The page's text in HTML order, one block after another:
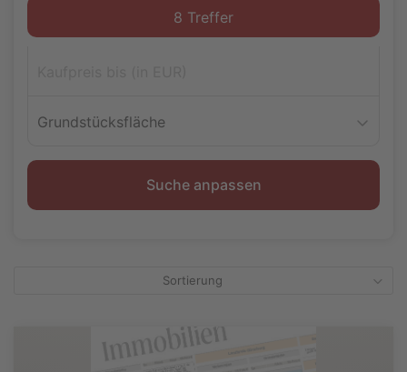
Grundstücksfläche
Suche anpassen
Sortierung